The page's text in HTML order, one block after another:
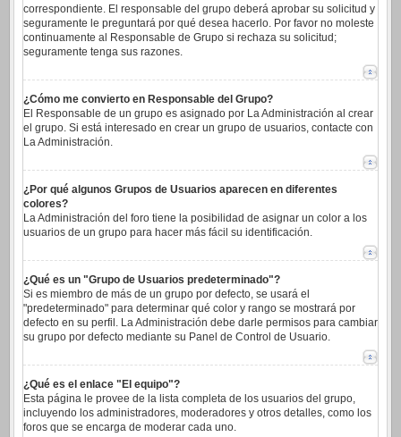
correspondiente. El responsable del grupo deberá aprobar su solicitud y
seguramente le preguntará por qué desea hacerlo. Por favor no moleste
continuamente al Responsable de Grupo si rechaza su solicitud;
seguramente tenga sus razones.
¿Cómo me convierto en Responsable del Grupo?
El Responsable de un grupo es asignado por La Administración al crear
el grupo. Si está interesado en crear un grupo de usuarios, contacte con
La Administración.
¿Por qué algunos Grupos de Usuarios aparecen en diferentes
colores?
La Administración del foro tiene la posibilidad de asignar un color a los
usuarios de un grupo para hacer más fácil su identificación.
¿Qué es un "Grupo de Usuarios predeterminado"?
Si es miembro de más de un grupo por defecto, se usará el
"predeterminado" para determinar qué color y rango se mostrará por
defecto en su perfil. La Administración debe darle permisos para cambiar
su grupo por defecto mediante su Panel de Control de Usuario.
¿Qué es el enlace "El equipo"?
Esta página le provee de la lista completa de los usuarios del grupo,
incluyendo los administradores, moderadores y otros detalles, como los
foros que se encarga de moderar cada uno.